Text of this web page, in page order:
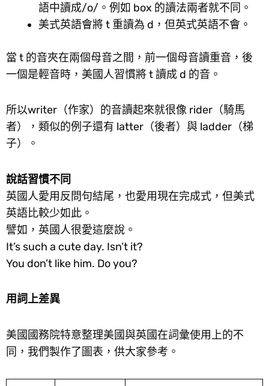
語中讀成/o/。例如 box 的讀法兩者就不同。
美式英語會將 t 重讀為 d，但英式英語不會。
當 t 的音夾在兩個母音之間，前一個母音讀重音，後
一個是輕音時，美國人習慣將 t 讀成 d 的音。
所以writer（作家）的音讀起來就很像 rider（騎馬
者），類似的例子還有 latter（後者）與 ladder（梯
子）。
說話習慣不同
英國人愛用反問句結尾，也愛用現在完成式，但美式
英語比較少如此。
譬如，英國人很愛這麼說。
It’s such a cute day. Isn’t it?
You don’t like him. Do you?
用詞上差異
美國國務院特意整理美國與英國在詞彙使用上的不
同，我們製作了圖表，供大家參考。